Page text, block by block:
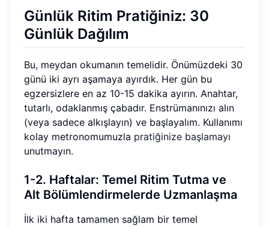
Günlük Ritim Pratiğiniz: 30
Günlük Dağılım
Bu, meydan okumanın temelidir. Önümüzdeki 30
günü iki ayrı aşamaya ayırdık. Her gün bu
egzersizlere en az 10-15 dakika ayırın. Anahtar,
tutarlı, odaklanmış çabadır. Enstrümanınızı alın
(veya sadece alkışlayın) ve başlayalım. Kullanımı
kolay metronomumuzla pratiğinize başlamayı
unutmayın.
1-2. Haftalar: Temel Ritim Tutma ve
Alt Bölümlendirmelerde Uzmanlaşma
İlk iki hafta tamamen sağlam bir temel